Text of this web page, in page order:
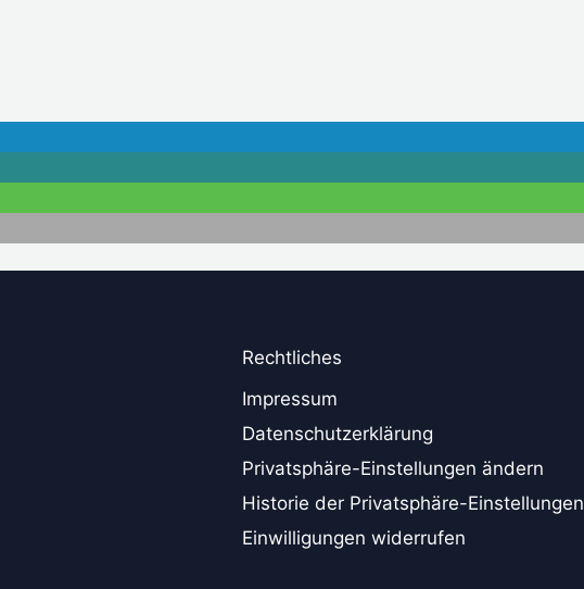
Rechtliches
Impressum
Datenschutzerklärung
Privatsphäre-Einstellungen ändern
Historie der Privatsphäre-Einstellungen
Einwilligungen widerrufen